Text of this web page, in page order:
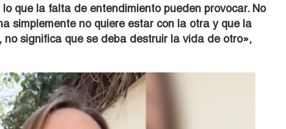
que la falta de entendimiento pueden provocar. No
simplemente no quiere estar con la otra y que la
no significa que se deba destruir la vida de otro»,